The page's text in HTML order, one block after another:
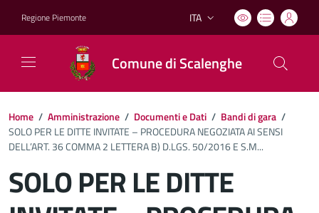
Regione Piemonte Lingua attiva:
ITA
Comune di Scalenghe
Home / Amministrazione / Documenti e Dati / Bandi di gara /
SOLO PER LE DITTE INVITATE – PROCEDURA NEGOZIATA AI SENSI
DELL’ART. 36 COMMA 2 LETTERA B) D.LGS. 50/2016 E S.M...
SOLO PER LE DITTE